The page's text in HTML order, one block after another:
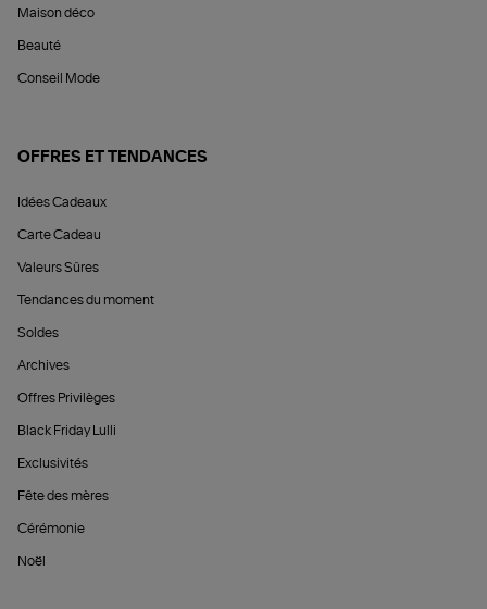
Maison déco
Beauté
Conseil Mode
OFFRES ET TENDANCES
Idées Cadeaux
Carte Cadeau
Valeurs Sûres
Tendances du moment
Soldes
Archives
Offres Privilèges
Black Friday Lulli
Exclusivités
Fête des mères
Cérémonie
Noël